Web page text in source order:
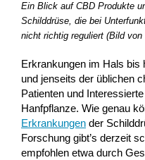
Ein Blick auf CBD Produkte
Schilddrüse, die bei
nicht richtig reguliert (Bild von
Erkrankungen im Hals bis
und jenseits der üblichen
Patienten und
Hanfpflanze. Wie genau
Erkrankungender
Forschung gibt’s derzeit
empfohlen etwa durch